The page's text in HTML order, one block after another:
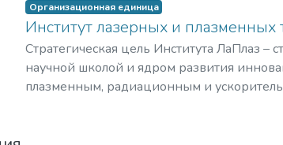
Organizational Unit
Институт лазерных и плазменных
Стратегическая цель Института ЛаПлаз –
научной школой и ядром развития
плазменным, радиационным и